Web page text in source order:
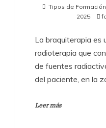
Tipos de
2025
La braquiterapia es
radioterapia que
de fuentes
del paciente, en la
Leer más